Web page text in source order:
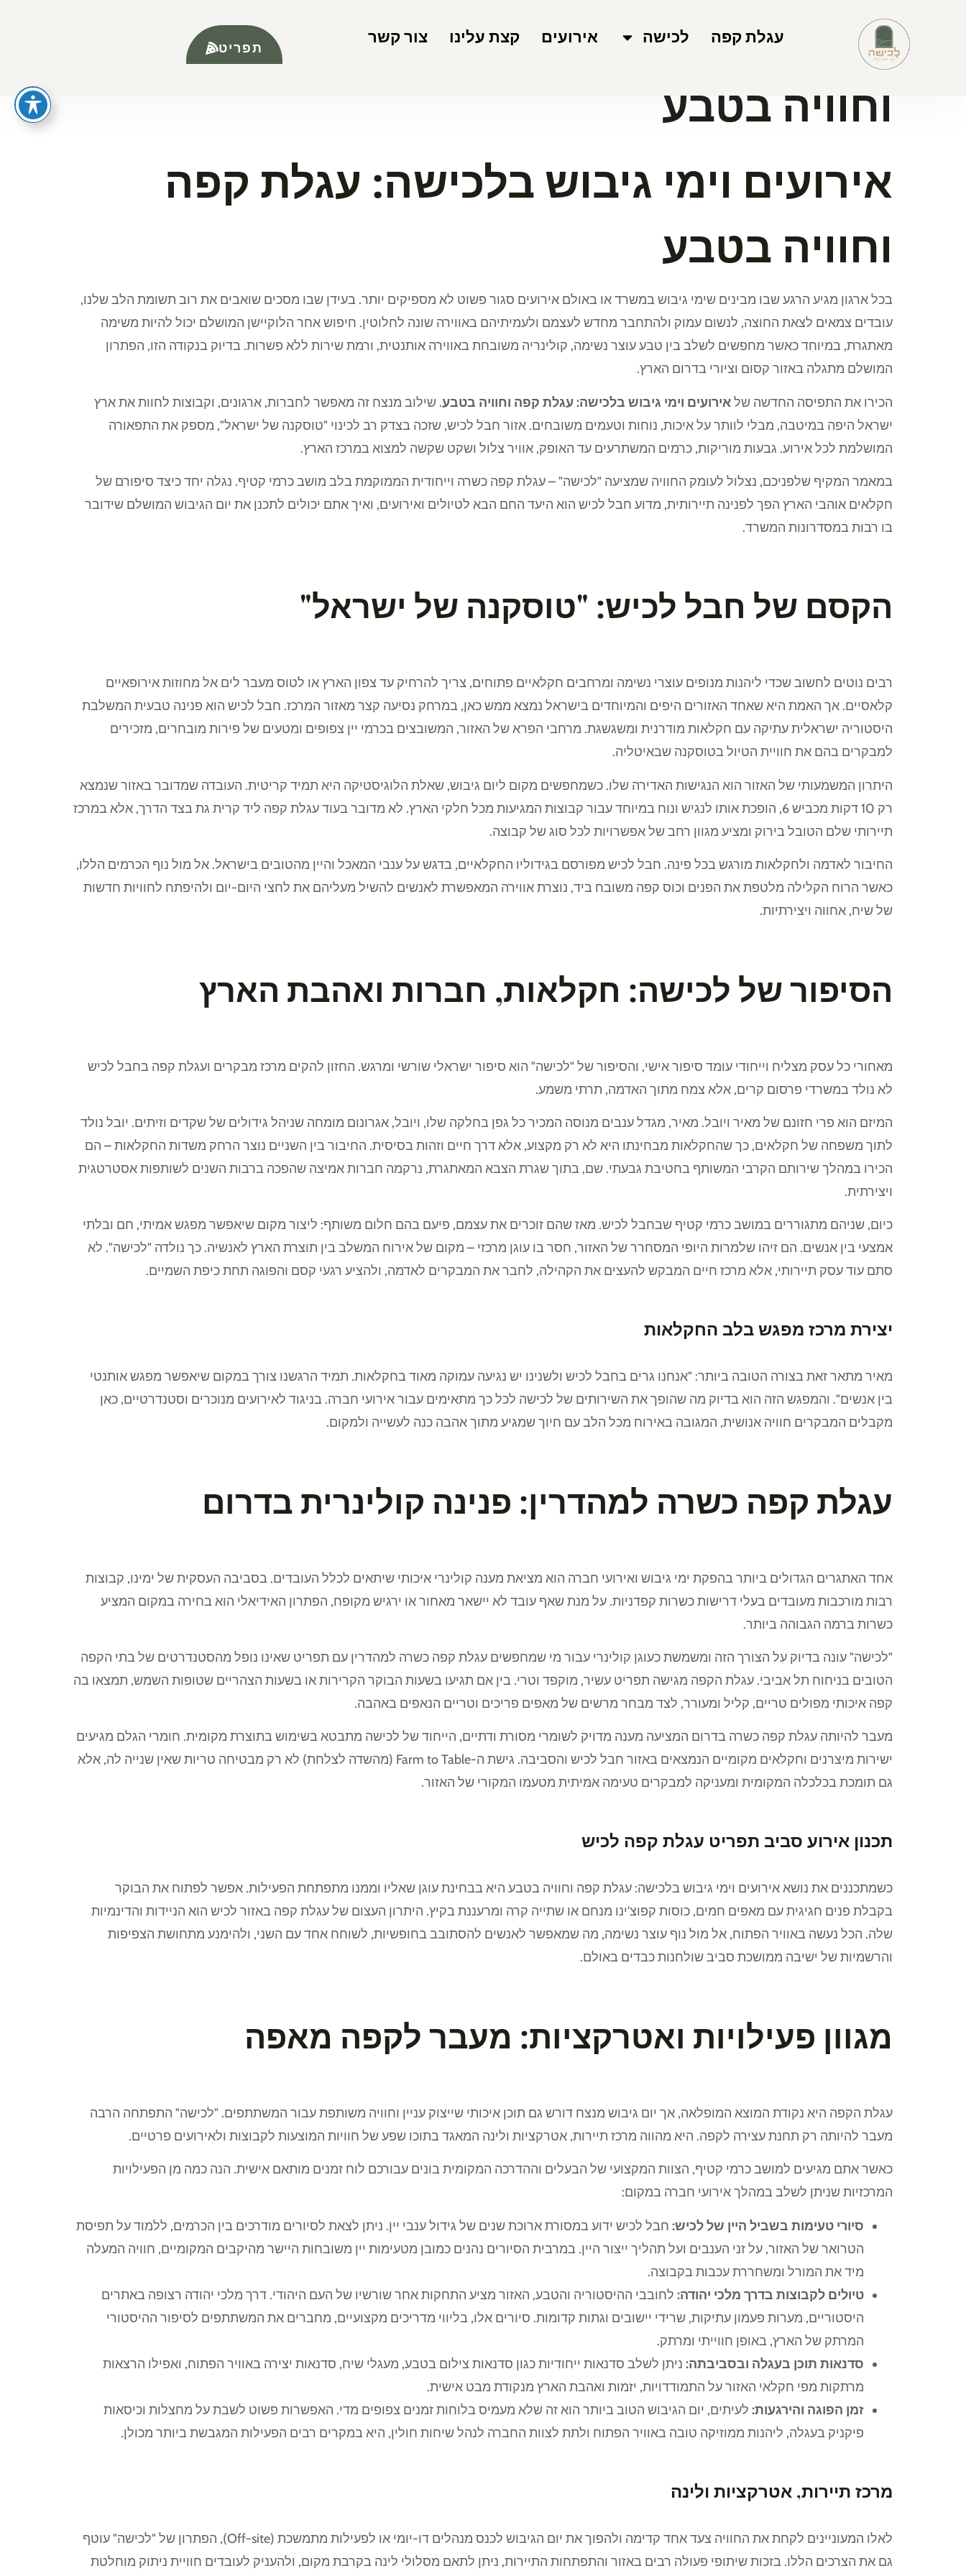
עגלת קפה לכישה אירועים קצת עלינו צור קשר
תפריט
אירועים וימי גיבוש בלכישה: עגלת קפה
וחוויה בטבע
אירועים וימי גיבוש בלכישה: עגלת קפה
וחוויה בטבע
בכל ארגון מגיע הרגע שבו מבינים שימי גיבוש במשרד או באולם אירועים סגור פשוט לא מספיקים יותר. בעידן שבו מסכים שואבים את רוב תשומת הלב שלנו,
עובדים צמאים לצאת החוצה, לנשום עמוק ולהתחבר מחדש לעצמם ולעמיתיהם באווירה שונה לחלוטין. חיפוש אחר הלוקיישן המושלם יכול להיות משימה
מאתגרת, במיוחד כאשר מחפשים לשלב בין טבע עוצר נשימה, קולינריה משובחת באווירה אותנטית, ורמת שירות ללא פשרות. בדיוק בנקודה הזו, הפתרון
המושלם מתגלה באזור קסום וציורי בדרום הארץ.
הכירו את התפיסה החדשה שלאירועים וימי גיבוש בלכישה: עגלת קפה וחוויה בטבע. שילוב מנצח זה מאפשר לחברות, ארגונים, וקבוצות לחוות את ארץ
ישראל היפה במיטבה, מבלי לוותר על איכות, נוחות וטעמים משובחים. אזור חבל לכיש, שזכה בצדק רב לכינוי "טוסקנה של ישראל", מספק את התפאורה
המושלמת לכל אירוע. גבעות מוריקות, כרמים המשתרעים עד האופק, אוויר צלול ושקט שקשה למצוא במרכז הארץ.
במאמר המקיף שלפניכם, נצלול לעומק החוויה שמציעה "לכישה" – עגלת קפה כשרה וייחודית הממוקמת בלב מושב כרמי קטיף. נגלה יחד כיצד סיפורם של
חקלאים אוהבי הארץ הפך לפנינה תיירותית, מדוע חבל לכיש הוא היעד החם הבא לטיולים ואירועים, ואיך אתם יכולים לתכנן את יום הגיבוש המושלם שידובר
בו רבות במסדרונות המשרד.
הקסם של חבל לכיש: "טוסקנה של ישראל"
רבים נוטים לחשוב שכדי ליהנות מנופים עוצרי נשימה ומרחבים חקלאיים פתוחים, צריך להרחיק עד צפון הארץ או לטוס מעבר לים אל מחוזות אירופאיים
קלאסיים. אך האמת היא שאחד האזורים היפים והמיוחדים בישראל נמצא ממש כאן, במרחק נסיעה קצר מאזור המרכז. חבל לכיש הוא פנינה טבעית המשלבת
היסטוריה ישראלית עתיקה עם חקלאות מודרנית ומשגשגת. מרחבי הפרא של האזור, המשובצים בכרמי יין צפופים ומטעים של פירות מובחרים, מזכירים
למבקרים בהם את חוויית הטיול בטוסקנה שבאיטליה.
היתרון המשמעותי של האזור הוא הנגישות האדירה שלו. כשמחפשים מקום ליום גיבוש, שאלת הלוגיסטיקה היא תמיד קריטית. העובדה שמדובר באזור שנמצא
רק 10 דקות מכביש 6, הופכת אותו לנגיש ונוח במיוחד עבור קבוצות המגיעות מכל חלקי הארץ. לא מדובר בעוד עגלת קפה ליד קרית גת בצד הדרך, אלא במרכז
תיירותי שלם הטובל בירוק ומציע מגוון רחב של אפשרויות לכל סוג של קבוצה.
החיבור לאדמה ולחקלאות מורגש בכל פינה. חבל לכיש מפורסם בגידוליו החקלאיים, בדגש על ענבי המאכל והיין מהטובים בישראל. אל מול נוף הכרמים הללו,
כאשר הרוח הקלילה מלטפת את הפנים וכוס קפה משובח ביד, נוצרת אווירה המאפשרת לאנשים להשיל מעליהם את לחצי היום-יום ולהיפתח לחוויות חדשות
של שיח, אחווה ויצירתיות.
הסיפור של לכישה: חקלאות, חברות ואהבת הארץ
מאחורי כל עסק מצליח וייחודי עומד סיפור אישי, והסיפור של "לכישה" הוא סיפור ישראלי שורשי ומרגש. החזון להקים מרכז מבקרים ועגלת קפה בחבל לכיש
לא נולד במשרדי פרסום קרים, אלא צמח מתוך האדמה, תרתי משמע.
המיזם הוא פרי חזונם של מאיר ויובל. מאיר, מגדל ענבים מנוסה המכיר כל גפן בחלקה שלו, ויובל, אגרונום מומחה שניהל גידולים של שקדים וזיתים. יובל נולד
לתוך משפחה של חקלאים, כך שהחקלאות מבחינתו היא לא רק מקצוע, אלא דרך חיים וזהות בסיסית. החיבור בין השניים נוצר הרחק משדות החקלאות – הם
הכירו במהלך שירותם הקרבי המשותף בחטיבת גבעתי. שם, בתוך שגרת הצבא המאתגרת, נרקמה חברות אמיצה שהפכה ברבות השנים לשותפות אסטרטגית
ויצירתית.
כיום, שניהם מתגוררים במושב כרמי קטיף שבחבל לכיש. מאז שהם זוכרים את עצמם, פיעם בהם חלום משותף: ליצור מקום שיאפשר מפגש אמיתי, חם ובלתי
אמצעי בין אנשים. הם זיהו שלמרות היופי המסחרר של האזור, חסר בו עוגן מרכזי – מקום של אירוח המשלב בין תוצרת הארץ לאנשיה. כך נולדה "לכישה". לא
סתם עוד עסק תיירותי, אלא מרכז חיים המבקש להעצים את הקהילה, לחבר את המבקרים לאדמה, ולהציע רגעי קסם והפוגה תחת כיפת השמיים.
יצירת מרכז מפגש בלב החקלאות
מאיר מתאר זאת בצורה הטובה ביותר: "אנחנו גרים בחבל לכיש ולשנינו יש נגיעה עמוקה מאוד בחקלאות. תמיד הרגשנו צורך במקום שיאפשר מפגש אותנטי
בין אנשים". והמפגש הזה הוא בדיוק מה שהופך את השירותים של לכישה לכל כך מתאימים עבור אירועי חברה. בניגוד לאירועים מנוכרים וסטנדרטיים, כאן
מקבלים המבקרים חוויה אנושית, המגובה באירוח מכל הלב עם חיוך שמגיע מתוך אהבה כנה לעשייה ולמקום.
עגלת קפה כשרה למהדרין: פנינה קולינרית בדרום
אחד האתגרים הגדולים ביותר בהפקת ימי גיבוש ואירועי חברה הוא מציאת מענה קולינרי איכותי שיתאים לכלל העובדים. בסביבה העסקית של ימינו, קבוצות
רבות מורכבות מעובדים בעלי דרישות כשרות קפדניות. על מנת שאף עובד לא יישאר מאחור או ירגיש מקופח, הפתרון האידיאלי הוא בחירה במקום המציע
כשרות ברמה הגבוהה ביותר.
"לכישה" עונה בדיוק על הצורך הזה ומשמשת כעוגן קולינרי עבור מי שמחפשים עגלת קפה כשרה למהדרין עם תפריט שאינו נופל מהסטנדרטים של בתי הקפה
הטובים בניחוח תל אביבי. עגלת הקפה מגישה תפריט עשיר, מוקפד וטרי. בין אם תגיעו בשעות הבוקר הקרירות או בשעות הצהריים שטופות השמש, תמצאו בה
קפה איכותי מפולים טריים, קליל ומעורר, לצד מבחר מרשים של מאפים פריכים וטריים הנאפים באהבה.
מעבר להיותה עגלת קפה כשרה בדרום המציעה מענה מדויק לשומרי מסורת ודתיים, הייחוד של לכישה מתבטא בשימוש בתוצרת מקומית. חומרי הגלם מגיעים
ישירות מיצרנים וחקלאים מקומיים הנמצאים באזור חבל לכיש והסביבה. גישת ה-Farm to Table (מהשדה לצלחת) לא רק מבטיחה טריות שאין שנייה לה, אלא
גם תומכת בכלכלה המקומית ומעניקה למבקרים טעימה אמיתית מטעמו המקורי של האזור.
תכנון אירוע סביב תפריט עגלת קפה לכיש
כשמתכננים את נושא אירועים וימי גיבוש בלכישה: עגלת קפה וחוויה בטבע היא בבחינת עוגן שאליו וממנו מתפתחת הפעילות. אפשר לפתוח את הבוקר
בקבלת פנים חגיגית עם מאפים חמים, כוסות קפוצ'ינו מנחם או שתייה קרה ומרעננת בקיץ. היתרון העצום של עגלת קפה באזור לכיש הוא הניידות והדינמיות
שלה. הכל נעשה באוויר הפתוח, אל מול נוף עוצר נשימה, מה שמאפשר לאנשים להסתובב בחופשיות, לשוחח אחד עם השני, ולהימנע מתחושת הצפיפות
והרשמיות של ישיבה ממושכת סביב שולחנות כבדים באולם.
מגוון פעילויות ואטרקציות: מעבר לקפה מאפה
עגלת הקפה היא נקודת המוצא המופלאה, אך יום גיבוש מנצח דורש גם תוכן איכותי שייצוק עניין וחוויה משותפת עבור המשתתפים. "לכישה" התפתחה הרבה
מעבר להיותה רק תחנת עצירה לקפה. היא מהווה מרכז תיירות, אטרקציות ולינה המאגד בתוכו שפע של חוויות המוצעות לקבוצות ולאירועים פרטיים.
כאשר אתם מגיעים למושב כרמי קטיף, הצוות המקצועי של הבעלים וההדרכה המקומית בונים עבורכם לוח זמנים מותאם אישית. הנה כמה מן הפעילויות
המרכזיות שניתן לשלב במהלך אירועי חברה במקום:
סיורי טעימות בשביל היין של לכיש: חבל לכיש ידוע במסורת ארוכת שנים של גידול ענבי יין. ניתן לצאת לסיורים מודרכים בין הכרמים, ללמוד על תפיסת
הטרואר של האזור, על זני הענבים ועל תהליך ייצור היין. במרבית הסיורים נהנים כמובן מטעימות יין משובחות היישר מהיקבים המקומיים, חוויה המעלה
מיד את המורל ומשחררת עכבות בקבוצה.
טיולים לקבוצות בדרך מלכי יהודה: לחובבי ההיסטוריה והטבע, האזור מציע התחקות אחר שורשיו של העם היהודי. דרך מלכי יהודה רצופה באתרים
היסטוריים, מערות פעמון עתיקות, שרידי יישובים וגתות קדומות. סיורים אלו, בליווי מדריכים מקצועיים, מחברים את המשתתפים לסיפור ההיסטורי
המרתק של הארץ, באופן חווייתי ומרתק.
סדנאות תוכן בעגלה ובסביבתה: ניתן לשלב סדנאות ייחודיות כגון סדנאות צילום בטבע, מעגלי שיח, סדנאות יצירה באוויר הפתוח, ואפילו הרצאות
מרתקות מפי חקלאי האזור על התמודדויות, יזמות ואהבת הארץ מנקודת מבט אישית.
זמן הפוגה והירגעות: לעיתים, יום הגיבוש הטוב ביותר הוא זה שלא מעמיס בלוחות זמנים צפופים מדי. האפשרות פשוט לשבת על מחצלות וכיסאות
פיקניק בעגלה, ליהנות ממוזיקה טובה באוויר הפתוח ולתת לצוות החברה לנהל שיחות חולין, היא במקרים רבים הפעילות המגבשת ביותר מכולן.
מרכז תיירות, אטרקציות ולינה
לאלו המעוניינים לקחת את החוויה צעד אחד קדימה ולהפוך את יום הגיבוש לכנס מנהלים דו-יומי או לפעילות מתמשכת (Off-site), הפתרון של "לכישה" עוטף
גם את הצרכים הללו. בזכות שיתופי פעולה רבים באזור והתפתחות התיירות, ניתן לתאם מסלולי לינה בקרבת מקום, ולהעניק לעובדים חוויית ניתוק מוחלטת